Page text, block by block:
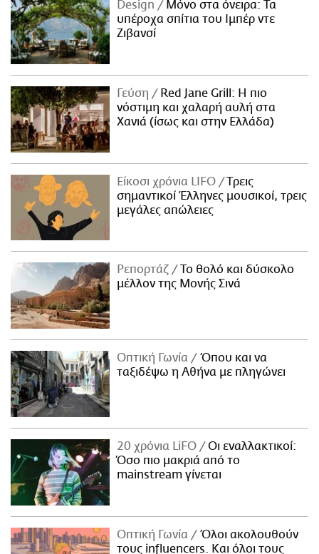
Design
Μόνο στα όνειρα: Τα
υπέροχα σπίτια του Ιμπέρ ντε
Ζιβανσί
Γεύση
Red Jane Grill: Η πιο
νόστιμη και χαλαρή αυλή στα
Χανιά (ίσως και στην Ελλάδα)
Είκοσι χρόνια LIFO
Tρεις
σημαντικοί Έλληνες μουσικοί, τρεις
μεγάλες απώλειες
Ρεπορτάζ
Το θολό και δύσκολο
μέλλον της Μονής Σινά
Οπτική Γωνία
Όπου και να
ταξιδέψω η Αθήνα με πληγώνει
20 χρόνια LiFO
Οι εναλλακτικοί:
Όσο πιο μακριά από το
mainstream γίνεται
Οπτική Γωνία
Όλοι ακολουθούν
τους influencers. Και όλοι τους